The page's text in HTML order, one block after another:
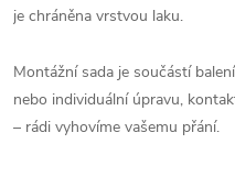
je chráněna vrstvou laku.
Montážní sada je součástí
nebo individuální úpravu,
– rádi vyhovíme vašemu přání.